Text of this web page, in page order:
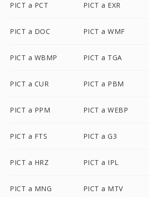
PICT a PCT PICT a EXR
PICT a DOC PICT a WMF
PICT a WBMP PICT a TGA
PICT a CUR PICT a PBM
PICT a PPM PICT a WEBP
PICT a FTS PICT a G3
PICT a HRZ PICT a IPL
PICT a MNG PICT a MTV